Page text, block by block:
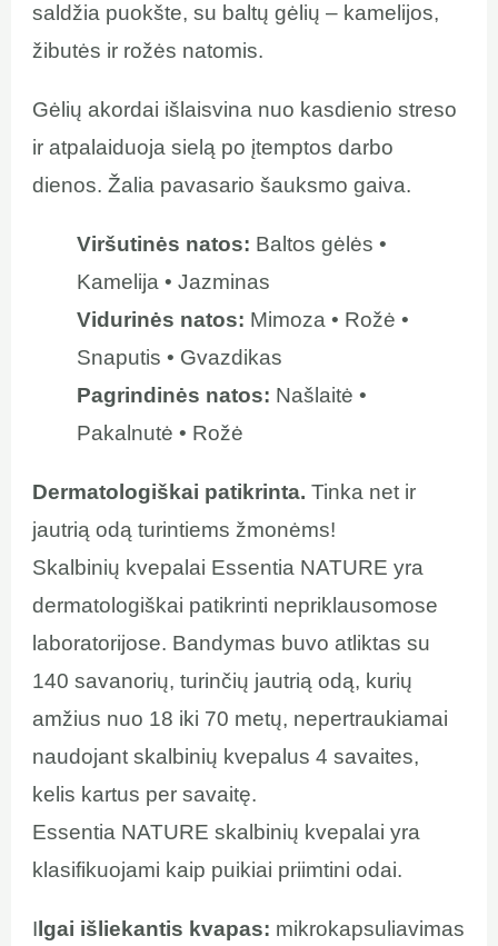
saldžia puokšte, su baltų gėlių – kamelijos,
žibutės ir rožės natomis.
Gėlių akordai išlaisvina nuo kasdienio streso
ir atpalaiduoja sielą po įtemptos darbo
dienos. Žalia pavasario šauksmo gaiva.
Viršutinės natos: Baltos gėlės •
Kamelija • Jazminas
Vidurinės natos: Mimoza • Rožė •
Snaputis • Gvazdikas
Pagrindinės natos: Našlaitė •
Pakalnutė • Rožė
Dermatologiškai patikrinta.Tinka net ir
jautrią odą turintiems žmonėms!
Skalbinių kvepalai Essentia NATURE yra
dermatologiškai patikrinti nepriklausomose
laboratorijose. Bandymas buvo atliktas su
140 savanorių, turinčių jautrią odą, kurių
amžius nuo 18 iki 70 metų, nepertraukiamai
naudojant skalbinių kvepalus 4 savaites,
kelis kartus per savaitę.
Essentia NATURE skalbinių kvepalai yra
klasifikuojami kaip puikiai priimtini odai.
I lgai išliekantis kvapas: mikrokapsuliavimas